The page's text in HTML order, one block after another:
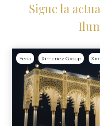
Sigue la
Feria Ximenez Group